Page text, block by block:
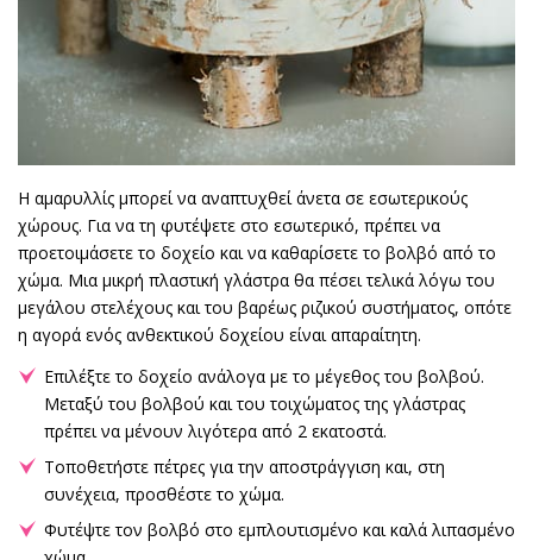
Η αμαρυλλίς μπορεί να αναπτυχθεί άνετα σε εσωτερικούς
χώρους. Για να τη φυτέψετε στο εσωτερικό, πρέπει να
προετοιμάσετε το δοχείο και να καθαρίσετε το βολβό από το
χώμα. Μια μικρή πλαστική γλάστρα θα πέσει τελικά λόγω του
μεγάλου στελέχους και του βαρέως ριζικού συστήματος, οπότε
η αγορά ενός ανθεκτικού δοχείου είναι απαραίτητη.
Επιλέξτε το δοχείο ανάλογα με το μέγεθος του βολβού.
Μεταξύ του βολβού και του τοιχώματος της γλάστρας
πρέπει να μένουν λιγότερα από 2 εκατοστά.
Τοποθετήστε πέτρες για την αποστράγγιση και, στη
συνέχεια, προσθέστε το χώμα.
Φυτέψτε τον βολβό στο εμπλουτισμένο και καλά λιπασμένο